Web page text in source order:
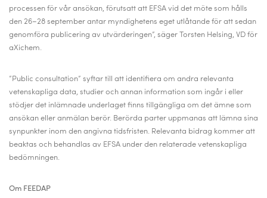
processen för vår ansökan, förutsatt att EFSA vid det möte som hålls
den 26–28 september antar myndighetens eget utlåtande för att sedan
genomföra publicering av utvärderingen”, säger Torsten Helsing, VD för
aXichem.
”Public consultation” syftar till att identifiera om andra relevanta
vetenskapliga data, studier och annan information som ingår i eller
stödjer det inlämnade underlaget finns tillgängliga om det ämne som
ansökan eller anmälan berör. Berörda parter uppmanas att lämna sina
synpunkter inom den angivna tidsfristen. Relevanta bidrag kommer att
beaktas och behandlas av EFSA under den relaterade vetenskapliga
bedömningen.
Om FEEDAP